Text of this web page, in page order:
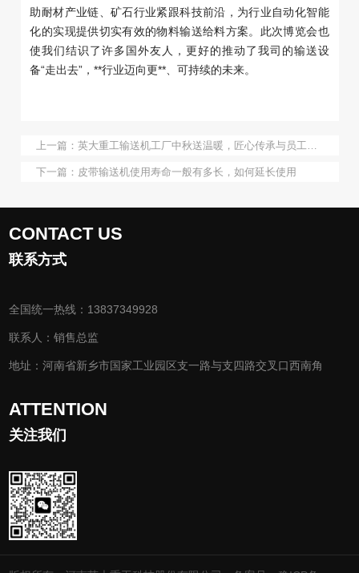
助耐材产业链、矿石行业紧跟科技前沿，为行业自动化智能
化的实现提供切实有效的物料输送给料方案。此次博览会也
使我们结识了许多国外友人，更好的推动了我司的输送设
备“走出去”，**行业迈向更**、可持续的未来。
上一篇：英大重工输送机工厂中秋送温暖，匠心传承与员工关怀同行
下一篇： 皮带输送机使用寿命一般有多长，如何延长使用
CONTACT US
联系方式
全国统一热线：13837349928
联系人：销售总监
地址：河南省新乡市国家工业园区支一路与支四路交叉口西南角
ATTENTION
关注我们